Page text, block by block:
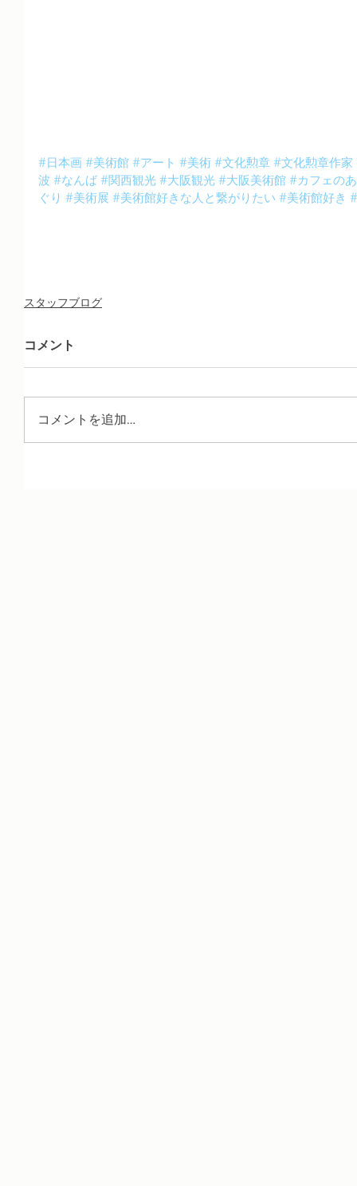
#日本画 #美術館 #アート #美術 #文化勲章 #文化勲章作家
波 #なんば #関西観光 #大阪観光 #大阪美術館 #カフェの
ぐり #美術展 #美術館好きな人と繋がりたい #美術館好き
スタッフブログ
コメント
コメントを追加…